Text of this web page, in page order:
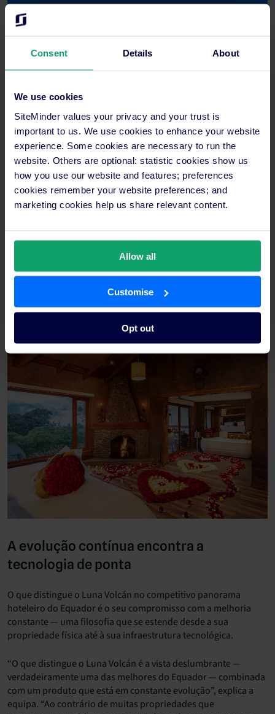
Consent Details About
We use cookies
SiteMinder values your privacy and your trust is
important to us. We use cookies to enhance your website
experience. Some cookies are necessary to run the
website. Others are optional: statistic cookies show us
how you use our website and features; preferences
cookies remember your website preferences; and
marketing cookies help us share relevant content.
Allow all
Customise
Opt out
operacional
significativamente a distribuição multicanal do Luna Volcán.
“A maior vantagem é que podemos configurar tudo
diretamente no SiteMinder, incluindo descrições, fotos, tarifas,
políticas — e essa informação é automaticamente enviada para
cada novo canal adicionado através do Channels Plus. Esse
fluxo de trabalho centralizado é uma enorme poupança de
tempo”, explica a equipa.
através dos canais Channels Plus até à data, valoriza a
eficiência de estar pronta para distribuição em múltiplas
“Ainda vejo grande valor em estar pronto e visível em mais
canais de distribuição com esforço mínimo — e permaneço
A evolução contínua encontra a
tecnologia de ponta
O que distingue o Luna Volcán no competitivo panorama
hoteleiro do Equador é o seu compromisso com a melhoria
constante — uma filosofia que se estende desde a sua
propriedade física até à sua infraestrutura tecnológica.
“O que distingue o Luna Volcán é a vista deslumbrante —
verdadeiramente uma das melhores do Equador — combinada
com um produto que está em constante evolução”, explica a
equipa. “Ao contrário de muitas propriedades que